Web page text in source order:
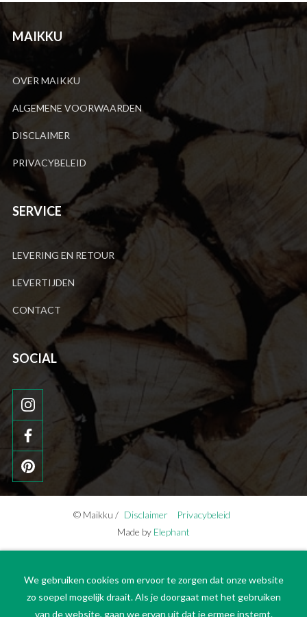
MAIKKU
OVER MAIKKU
ALGEMENE VOORWAARDEN
DISCLAIMER
PRIVACYBELEID
SERVICE
LEVERING EN RETOUR
LEVERTIJDEN
CONTACT
SOCIAL
© Maikku / Disclaimer
Privacybeleid
Made by Elephant
We gebruiken cookies om ervoor te zorgen dat onze website
zo soepel mogelijk draait. Als je doorgaat met het gebruiken
van de website, gaan we ervan uit dat je ermee instemt.